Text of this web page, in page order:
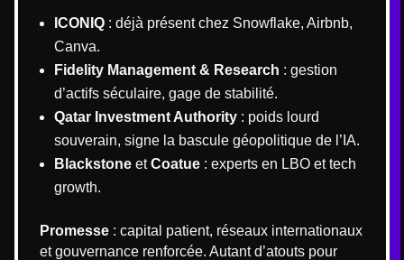
ICONIQ : déjà présent chez Snowflake, Airbnb,
Canva.
Fidelity Management & Research : gestion
d’actifs séculaire, gage de stabilité.
Qatar Investment Authority : poids lourd
souverain, signe la bascule géopolitique de l’IA.
Blackstone etCoatue : experts en LBO et tech
growth.
Promesse : capital patient, réseaux internationaux
et gouvernance renforcée. Autant d’atouts pour